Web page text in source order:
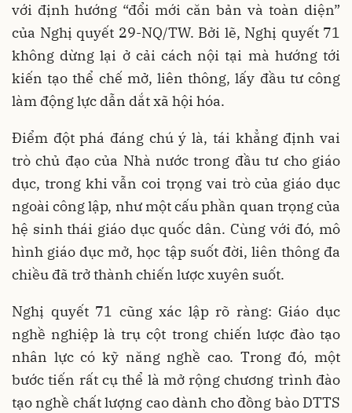
với định hướng “đổi mới căn bản và toàn diện”
của Nghị quyết 29-NQ/TW. Bởi lẽ, Nghị quyết 71
không dừng lại ở cải cách nội tại mà hướng tới
kiến tạo thể chế mở, liên thông, lấy đầu tư công
làm động lực dẫn dắt xã hội hóa.
Điểm đột phá đáng chú ý là, tái khẳng định vai
trò chủ đạo của Nhà nước trong đầu tư cho giáo
dục, trong khi vẫn coi trọng vai trò của giáo dục
ngoài công lập, như một cấu phần quan trọng của
hệ sinh thái giáo dục quốc dân. Cùng với đó, mô
hình giáo dục mở, học tập suốt đời, liên thông đa
chiều đã trở thành chiến lược xuyên suốt.
Nghị quyết 71 cũng xác lập rõ ràng: Giáo dục
nghề nghiệp là trụ cột trong chiến lược đào tạo
nhân lực có kỹ năng nghề cao. Trong đó, một
bước tiến rất cụ thể là mở rộng chương trình đào
tạo nghề chất lượng cao dành cho đồng bào DTTS